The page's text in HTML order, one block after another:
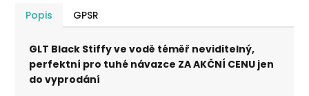
Popis GPSR
GLT Black Stiffy ve vodě téměř neviditelný,
perfektní pro tuhé návazce ZA AKČNÍ CENU jen
do vyprodání